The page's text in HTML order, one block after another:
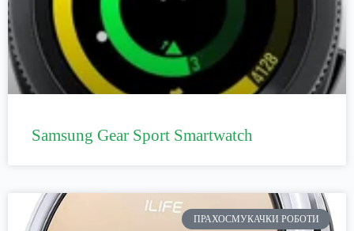
Samsung Gear Sport Smartwatch
ПРАХОСМУКАЧКИ РОБОТИ